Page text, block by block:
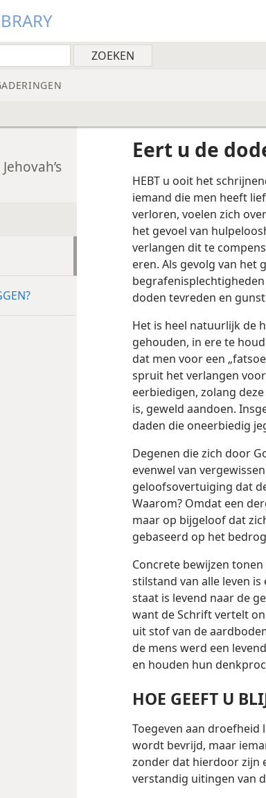
Eert u de
HEBT u ooit het
iemand die men heeft
verloren, voelen zich
het gevoel van
verlangen dit te
eren. Als gevolg van het
doden tevreden en
Het is heel natuurlijk de
gehouden, in ere te
dat men voor een
spruit het verlangen
eerbiedigen, zolang
is, geweld aandoen.
daden die oneerbiedig
Degenen die zich door
evenwel van
geloofsovertuiging dat
Waarom? Omdat een
maar op bijgeloof dat
gebaseerd op het
Concrete bewijzen
stilstand van alle leven
staat is levend naar de
want de Schrift vertelt
uit stof van de
de mens werd een
en houden hun
HOE GEEFT U
Toegeven aan
wordt bevrijd, maar
zonder dat hierdoor zijn
verstandig uitingen van